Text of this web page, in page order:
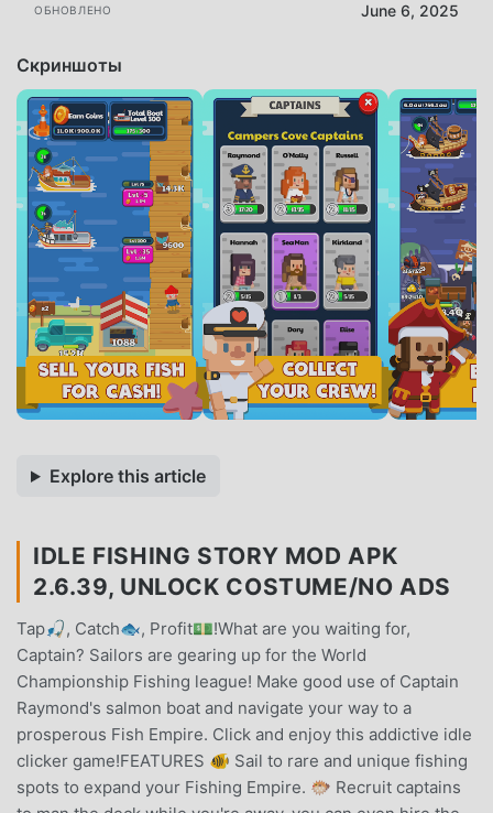
ОБНОВЛЕНО June 6, 2025
Скриншоты
Explore this article
IDLE FISHING STORY MOD APK
2.6.39, UNLOCK COSTUME/NO ADS
Tap🎣, Catch🐟, Profit💵!What are you waiting for,
Captain? Sailors are gearing up for the World
Championship Fishing league! Make good use of Captain
Raymond's salmon boat and navigate your way to a
prosperous Fish Empire. Click and enjoy this addictive idle
clicker game!FEATURES 🐠 Sail to rare and unique fishing
spots to expand your Fishing Empire. 🐡 Recruit captains